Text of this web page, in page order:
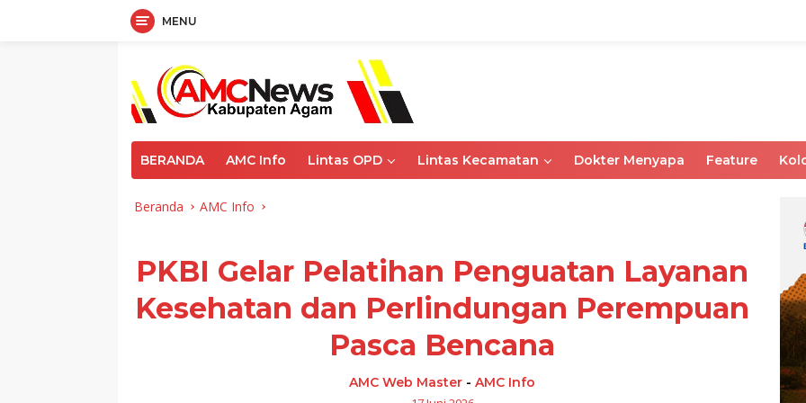
MENU
BERANDA AMC Info Lintas OPD Lintas Kecamatan Dokter Menyapa Feature
Beranda AMC Info
PKBI Gelar Pelatihan Penguatan Layanan
Kesehatan dan Perlindungan Perempuan
Pasca Bencana
AMC Web Master -AMC Info